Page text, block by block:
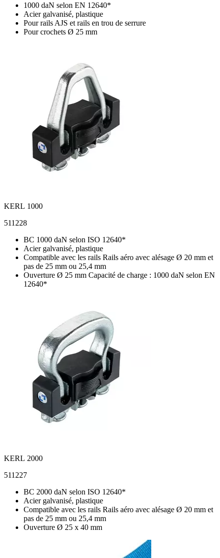
1000 daN selon EN 12640*
Acier galvanisé, plastique
Pour rails AJS et rails en trou de serrure
Pour crochets Ø 25 mm
KERL 1000
511228
BC 1000 daN selon ISO 12640*
Acier galvanisé, plastique
Compatible avec les rails Rails aéro avec alésage Ø 20 mm et
pas de 25 mm ou 25,4 mm
Ouverture Ø 25 mm Capacité de charge : 1000 daN selon EN
12640*
KERL 2000
511227
BC 2000 daN selon ISO 12640*
Acier galvanisé, plastique
Compatible avec les rails Rails aéro avec alésage Ø 20 mm et
pas de 25 mm ou 25,4 mm
Ouverture Ø 25 x 40 mm